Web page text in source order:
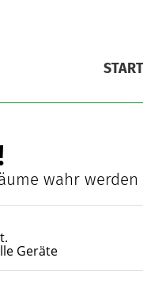
START
wahr werden
Geräte